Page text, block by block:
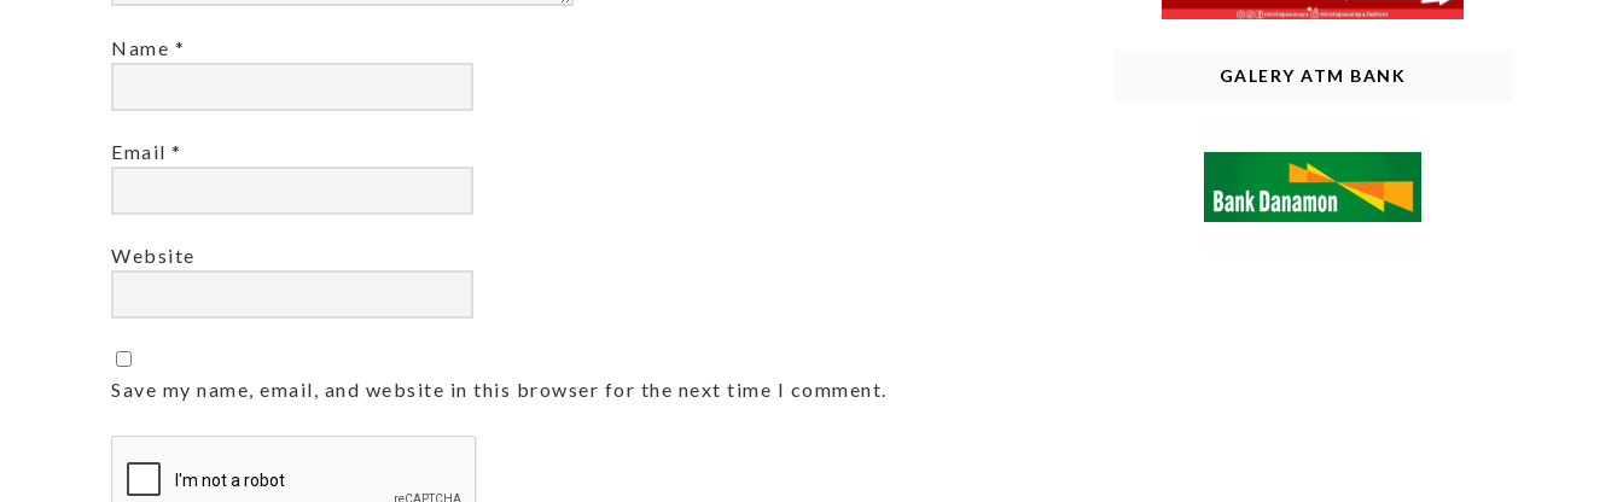
Name *
Email *
Website
Save my name, email, and website in this browser for the next time I comment.
GALERY ATM BANK